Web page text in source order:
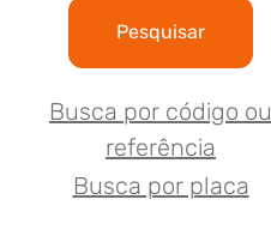
Pesquisar
Busca por código ou
referência
Busca por placa